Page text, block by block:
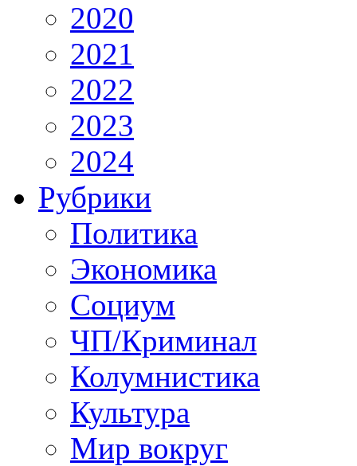
2020
2021
2022
2023
2024
Рубрики
Политика
Экономика
Социум
ЧП/Криминал
Колумнистика
Культура
Мир вокруг